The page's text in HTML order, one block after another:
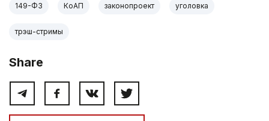
149-ФЗ КоАП законопроект уголовка
трэш-стримы
Share